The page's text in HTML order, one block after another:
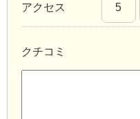
アクセス 5
クチコミ